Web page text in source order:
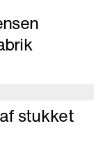
stukket